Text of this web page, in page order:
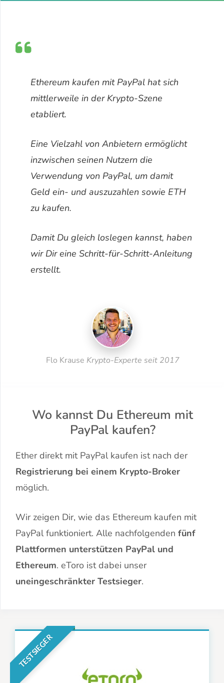
Ethereum kaufen mit PayPal hat sich
mittlerweile in der Krypto-Szene
etabliert.
Eine Vielzahl von Anbietern ermöglicht
inzwischen seinen Nutzern die
Verwendung von PayPal, um damit
Geld ein- und auszuzahlen sowie ETH
zu kaufen.
Damit Du gleich loslegen kannst, haben
wir Dir eine Schritt-für-Schritt-Anleitung
erstellt.
Flo Krause Krypto-Experte seit 2017
Wo kannst Du Ethereum mit
PayPal kaufen?
Ether direkt mit PayPal kaufen ist nach der
Registrierung bei einem Krypto-Broker
möglich.
Wir zeigen Dir, wie das Ethereum kaufen mit
PayPal funktioniert. Alle nachfolgenden fünf
Plattformen unterstützen PayPal und
Ethereum. eToro ist dabei unser
uneingeschränkter Testsieger.
TESTSIEGER